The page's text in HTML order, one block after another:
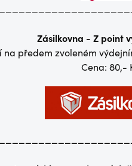
Zásilkovna - Z point
na předem zvoleném
Cena: 80,-